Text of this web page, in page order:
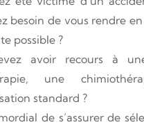
besoin de vous rendre
possible ?
avoir recours à
une
standard ?
de s’assurer de